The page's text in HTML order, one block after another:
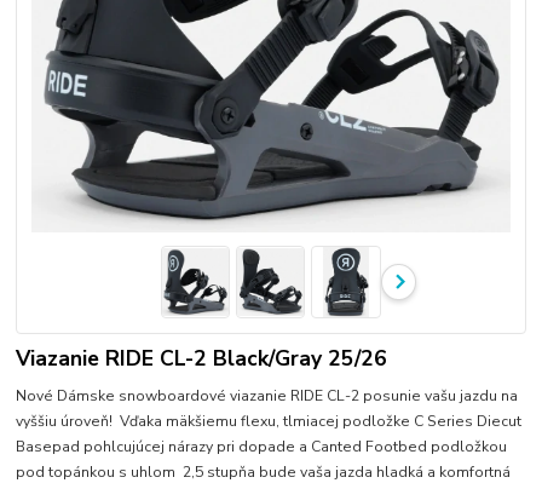
Viazanie RIDE CL-2 Black/Gray 25/26
Nové Dámske snowboardové viazanie RIDE CL-2 posunie vašu jazdu na
vyššiu úroveň! Vďaka mäkšiemu flexu, tlmiacej podložke C Series Diecut
Basepad pohlcujúcej nárazy pri dopade a Canted Footbed podložkou
pod topánkou s uhlom 2,5 stupňa bude vaša jazda hladká a komfortná